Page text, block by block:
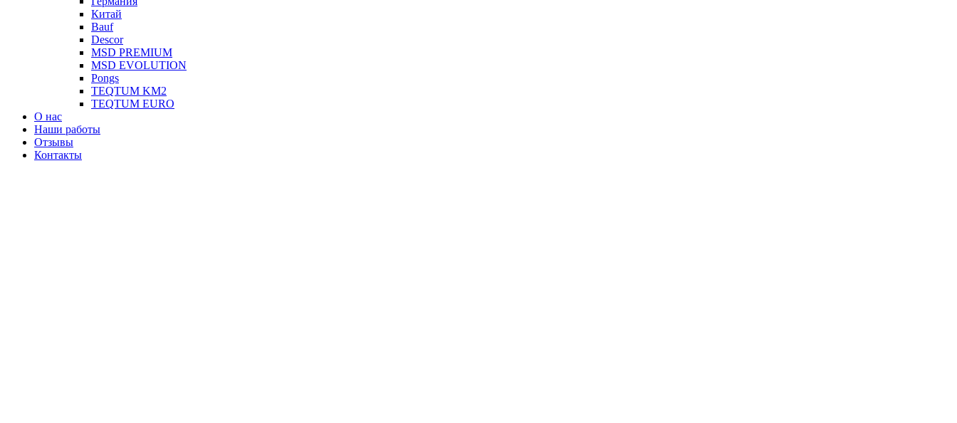
Китай
Вauf
Descor
MSD PREMIUM
MSD EVOLUTION
Pongs
TEQTUM KM2
TEQTUM EURO
О нас
Наши работы
Отзывы
Контакты